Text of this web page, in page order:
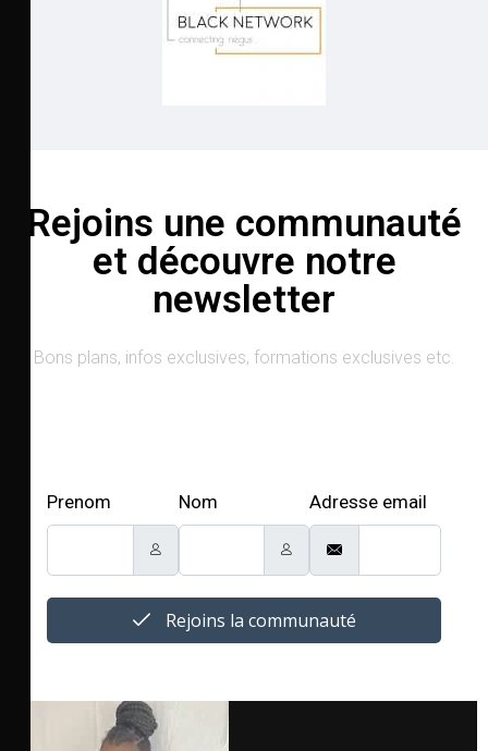
Rejoins une communauté
et découvre notre
newsletter
Bons plans, infos exclusives, formations exclusives etc.
Prenom Nom Adresse email
Rejoins la communauté